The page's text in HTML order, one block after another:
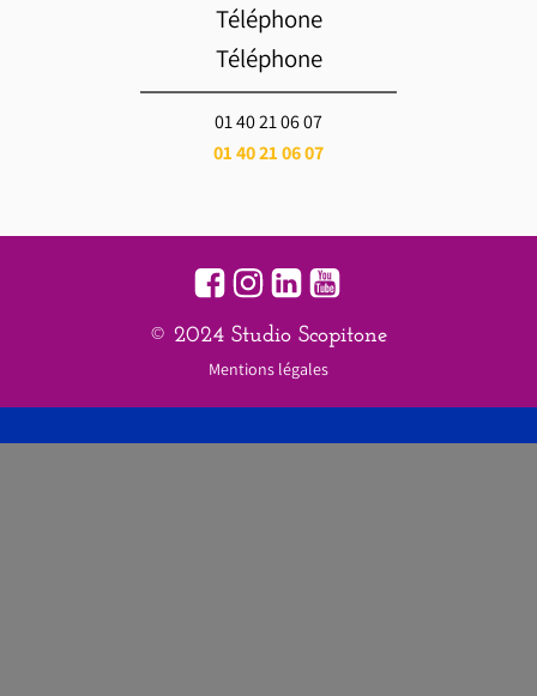
Téléphone
Téléphone
01 40 21 06 07
01 40 21 06 07
© 2024 Studio Scopitone
Mentions légales